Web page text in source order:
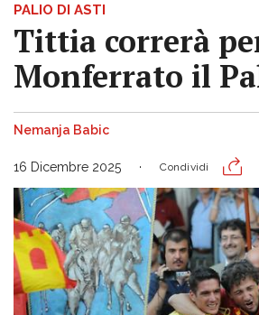
PALIO DI ASTI
Tittia correrà
Monferrato il
Nemanja Babic
16 Dicembre 2025 Condividi